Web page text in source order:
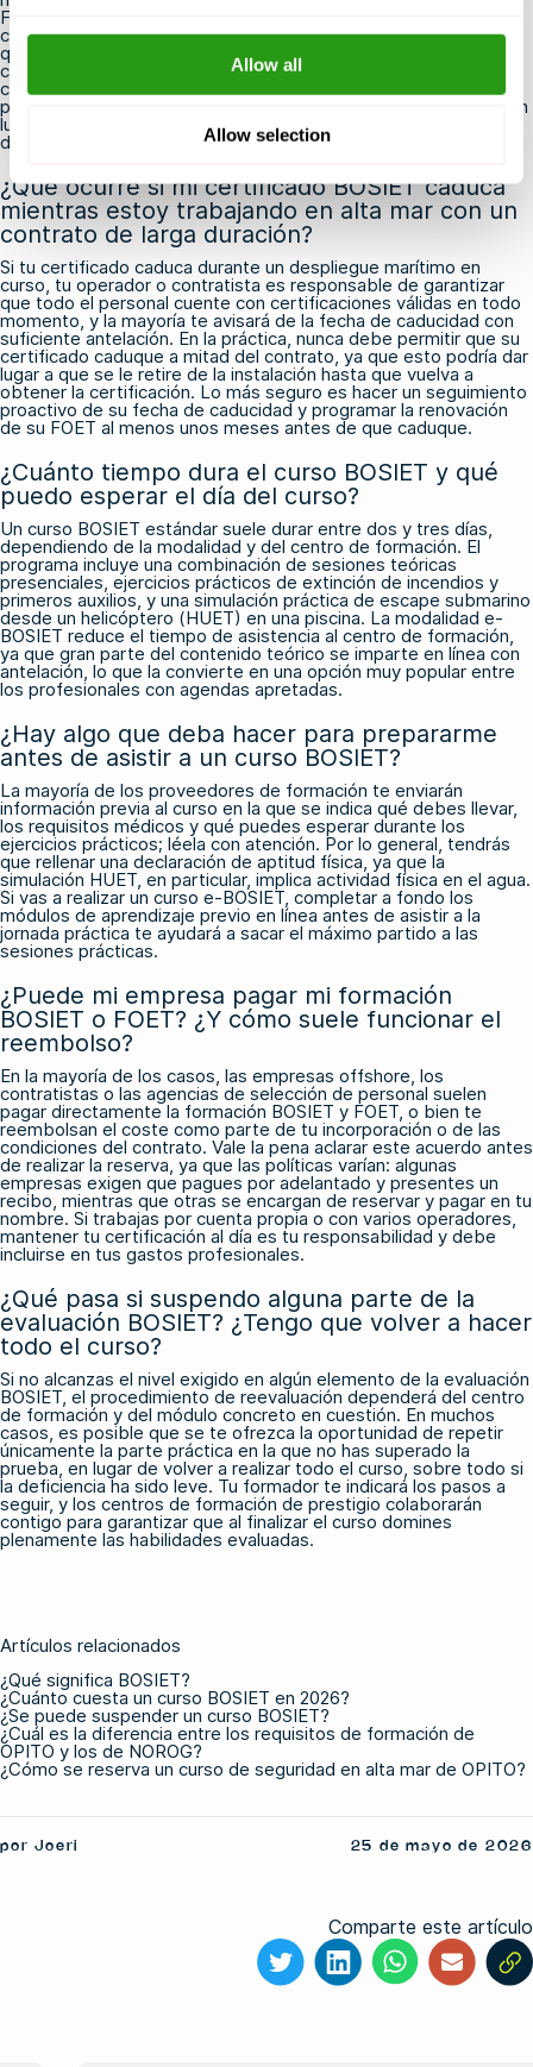
Allow all
Allow selection
FOET (Formación Avanzada en Emergencias en Alta Mar) es el
curso de renovación más breve, diseñado para profesionales
que ya poseen un certificado BOSIET válido o que haya
caducado recientemente. Siempre que renueves antes de que
caduque tu certificado —o dentro del plazo establecido por tu
proveedor de formación—, deberías poder optar por el FOET en
lugar del BOSIET completo, lo que te permitirá ahorrar tiempo y
dinero.
¿Qué ocurre si mi certificado BOSIET caduca
mientras estoy trabajando en alta mar con un
contrato de larga duración?
Si tu certificado caduca durante un despliegue marítimo en
curso, tu operador o contratista es responsable de garantizar
que todo el personal cuente con certificaciones válidas en todo
momento, y la mayoría te avisará de la fecha de caducidad con
suficiente antelación. En la práctica, nunca debe permitir que su
certificado caduque a mitad del contrato, ya que esto podría dar
lugar a que se le retire de la instalación hasta que vuelva a
obtener la certificación. Lo más seguro es hacer un seguimiento
proactivo de su fecha de caducidad y programar la renovación
de su FOET al menos unos meses antes de que caduque.
¿Cuánto tiempo dura el curso BOSIET y qué
puedo esperar el día del curso?
Un curso BOSIET estándar suele durar entre dos y tres días,
dependiendo de la modalidad y del centro de formación. El
programa incluye una combinación de sesiones teóricas
presenciales, ejercicios prácticos de extinción de incendios y
primeros auxilios, y una simulación práctica de escape submarino
desde un helicóptero (HUET) en una piscina. La modalidad e-
BOSIET reduce el tiempo de asistencia al centro de formación,
ya que gran parte del contenido teórico se imparte en línea con
antelación, lo que la convierte en una opción muy popular entre
los profesionales con agendas apretadas.
¿Hay algo que deba hacer para prepararme
antes de asistir a un curso BOSIET?
La mayoría de los proveedores de formación te enviarán
información previa al curso en la que se indica qué debes llevar,
los requisitos médicos y qué puedes esperar durante los
ejercicios prácticos; léela con atención. Por lo general, tendrás
que rellenar una declaración de aptitud física, ya que la
simulación HUET, en particular, implica actividad física en el agua.
Si vas a realizar un curso e-BOSIET, completar a fondo los
módulos de aprendizaje previo en línea antes de asistir a la
jornada práctica te ayudará a sacar el máximo partido a las
sesiones prácticas.
¿Puede mi empresa pagar mi formación
BOSIET o FOET? ¿Y cómo suele funcionar el
reembolso?
En la mayoría de los casos, las empresas offshore, los
contratistas o las agencias de selección de personal suelen
pagar directamente la formación BOSIET y FOET, o bien te
reembolsan el coste como parte de tu incorporación o de las
condiciones del contrato. Vale la pena aclarar este acuerdo antes
de realizar la reserva, ya que las políticas varían: algunas
empresas exigen que pagues por adelantado y presentes un
recibo, mientras que otras se encargan de reservar y pagar en tu
nombre. Si trabajas por cuenta propia o con varios operadores,
mantener tu certificación al día es tu responsabilidad y debe
incluirse en tus gastos profesionales.
¿Qué pasa si suspendo alguna parte de la
evaluación BOSIET? ¿Tengo que volver a hacer
todo el curso?
Si no alcanzas el nivel exigido en algún elemento de la evaluación
BOSIET, el procedimiento de reevaluación dependerá del centro
de formación y del módulo concreto en cuestión. En muchos
casos, es posible que se te ofrezca la oportunidad de repetir
únicamente la parte práctica en la que no has superado la
prueba, en lugar de volver a realizar todo el curso, sobre todo si
la deficiencia ha sido leve. Tu formador te indicará los pasos a
seguir, y los centros de formación de prestigio colaborarán
contigo para garantizar que al finalizar el curso domines
plenamente las habilidades evaluadas.
Artículos relacionados
¿Qué significa BOSIET?
¿Cuánto cuesta un curso BOSIET en 2026?
¿Se puede suspender un curso BOSIET?
¿Cuál es la diferencia entre los requisitos de formación de
OPITO y los de NOROG?
¿Cómo se reserva un curso de seguridad en alta mar de OPITO?
por Joeri 25 de mayo de 2026
Comparte este artículo